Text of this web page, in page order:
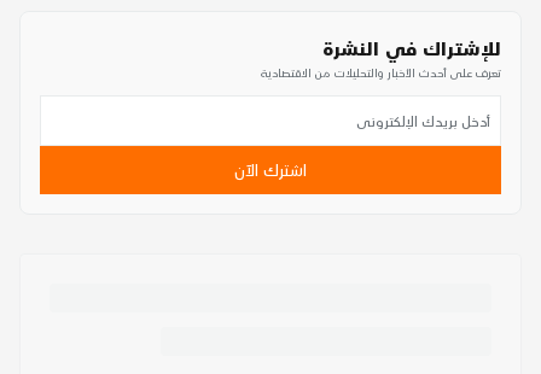
للإشتراك في النشرة
تعرف على أحدث الأخبار والتحليلات من الاقتصادية
اشترك الآن